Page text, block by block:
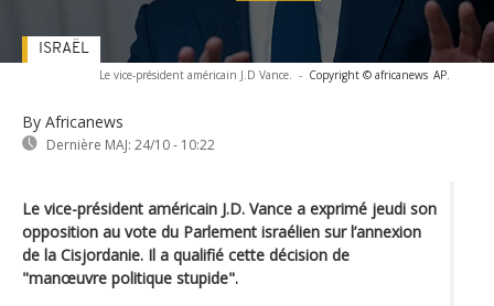
Le vice-président américain J.D Vance. - Copyright © africanews AP.
By Africanews
Dernière MAJ: 24/10 - 10:22
ISRAËL
Le vice-président américain J.D. Vance a exprimé jeudi son
opposition au vote du Parlement israélien sur l’annexion
de la Cisjordanie. Il a qualifié cette décision de
"manœuvre politique stupide".